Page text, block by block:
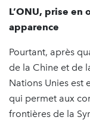
L’ONU, prise en
apparence
Pourtant, après
de la Chine et de
Nations Unies est
qui permet aux
frontières de la